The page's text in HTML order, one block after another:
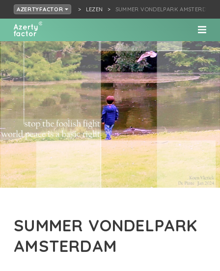
AZERTYFACTOR LEZEN SUMMER VONDELPARK AMSTERDAM
SUMMER VONDELPARK
AMSTERDAM